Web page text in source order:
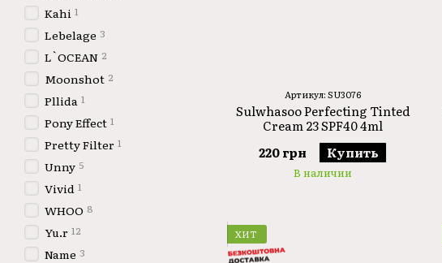
Артикул: SU3076
Sulwhasoo Perfecting Tinted
Cream 23 SPF40 4ml
220 грн
Купить
В наличии
ХИТ
Kahi 1
Lebelage 3
L`OCEAN 2
Moonshot 2
Pllida 1
Pony Effect 1
Pretty Filter 1
Unny 5
Vivid 1
WHOO 8
Yu.r 12
Name 3